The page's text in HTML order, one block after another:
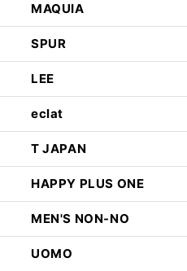
MAQUIA
SPUR
LEE
eclat
T JAPAN
HAPPY PLUS ONE
MEN'S NON-NO
UOMO